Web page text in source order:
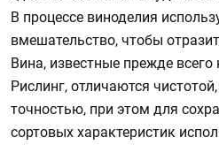
В процессе виноделия
вмешательство, чтобы
Вина, известные прежде
Рислинг, отличаются
точностью, при этом для
сортовых характеристик